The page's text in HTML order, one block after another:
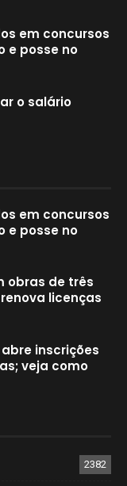
em concursos
e posse no
o salário
em concursos
e posse no
obras de três
licenças
inscrições
veja como
2382